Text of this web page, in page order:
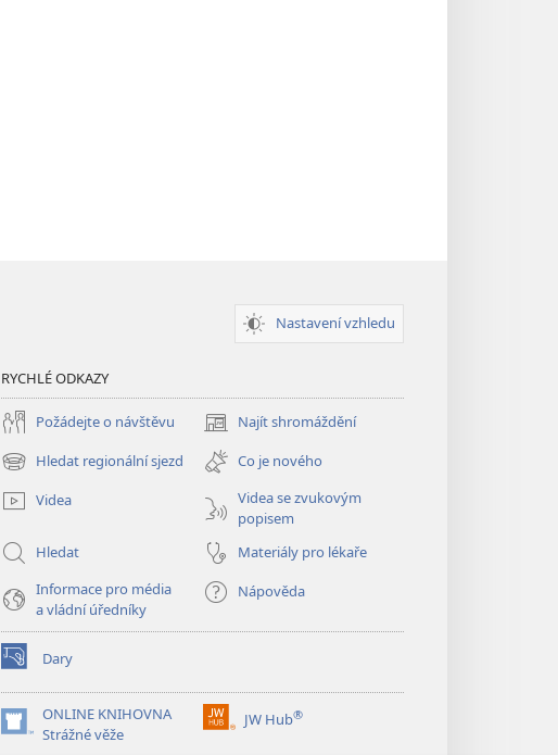
Nastavení vzhledu
RYCHLÉ ODKAZY
Požádejte o návštěvu Najít shromáždění
(otevřeno
nové
okno)
Hledat regionální sjezd
(otevřeno
nové
okno)
Co je nového
Videa
Videa se zvukovým
popisem
Hledat
Materiály pro lékaře
Informace pro média
a vládní úředníky
Nápověda
Dary
(otevřeno
nové
okno)
ONLINE KNIHOVNA
Strážné věže
(otevřeno
JW Hub®
(otevřeno